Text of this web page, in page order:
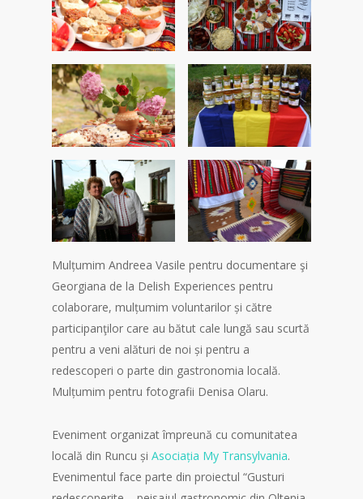
Mulțumim Andreea Vasile pentru documentare şi
Georgiana de la Delish Experiences pentru
colaborare, mulțumim voluntarilor și către
participanţilor care au bătut cale lungă sau scurtă
pentru a veni alături de noi și pentru a
redescoperi o parte din gastronomia locală.
Mulțumim pentru fotografii Denisa Olaru.
Eveniment organizat împreună cu comunitatea
locală din Runcu și Asociația My Transylvania.
Evenimentul face parte din proiectul “Gusturi